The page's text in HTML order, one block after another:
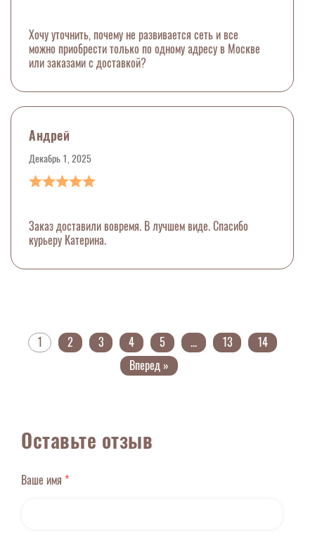
Хочу уточнить, почему не развивается сеть и все
можно приобрести только по одному адресу в Москве
или заказами с доставкой?
Андрей
Декабрь 1, 2025
Заказ доставили вовремя. В лучшем виде. Спасибо
курьеру Катерина.
1 2 3 4 5 ... 13
14
Вперед »
Оставьте отзыв
Ваше имя *